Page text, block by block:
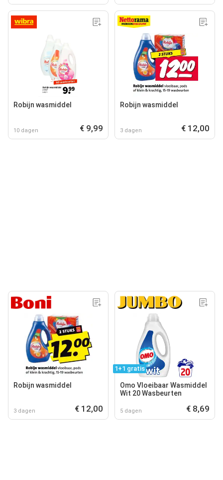
Robijn wasmiddel
10 dagen € 9,99
Robijn wasmiddel
3 dagen € 12,00
Robijn wasmiddel
3 dagen € 12,00
1+1 gratis
Omo Vloeibaar Wasmiddel
Wit 20 Wasbeurten
5 dagen € 8,69